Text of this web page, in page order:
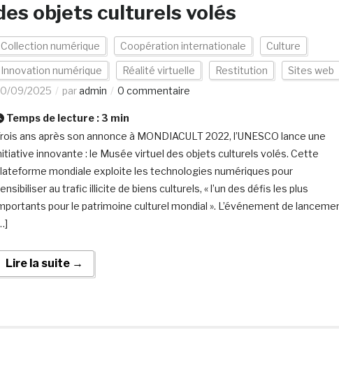
objets culturels volés
Collection numérique Coopération internationale Culture
Innovation numérique Réalité virtuelle Restitution
Sites web
09/2025
paradmin 0 commentaire
Temps de lecture : 3 min
ans après son annonce à MONDIACULT 2022, l’UNESCO lance une
innovante : le Musée virtuel des objets culturels volés. Cette
mondiale exploite les technologies numériques pour
au trafic illicite de biens culturels, « l’un des défis les plus
pour le patrimoine culturel mondial ». L’événement de
Lire la suite →